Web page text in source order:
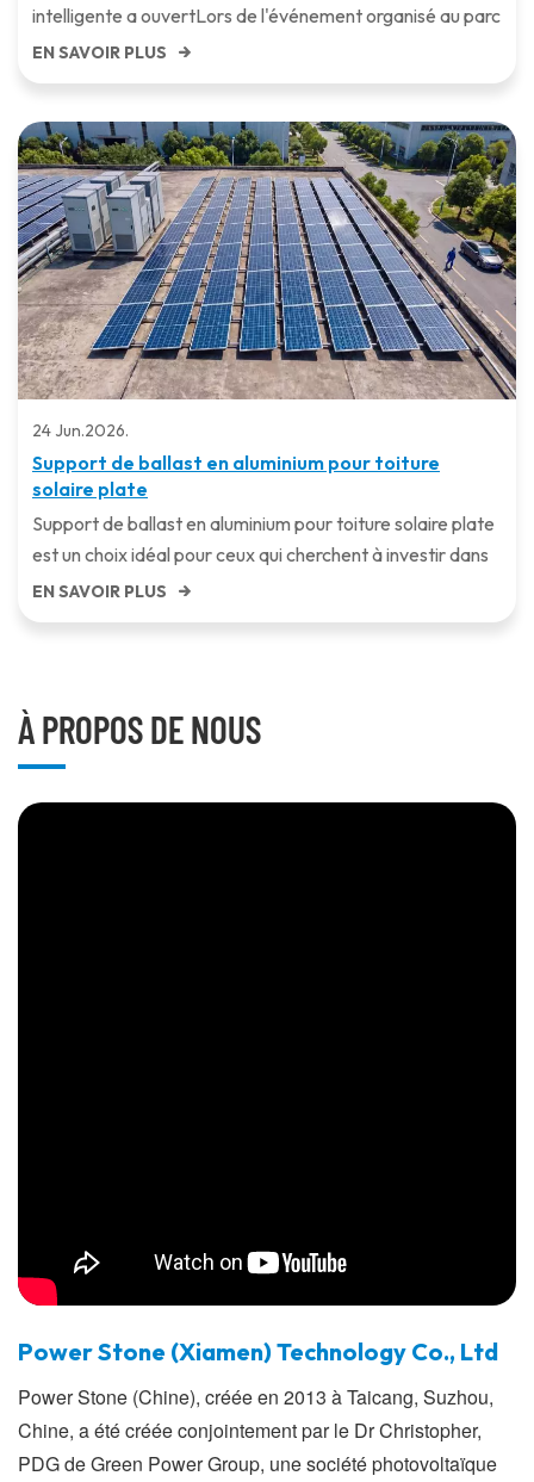
intelligente a ouvertLors de l'événement organisé au parc
des expositions de Munich (Messe München), Power
Stone a eu l'occasion de renouer avec s...
EN SAVOIR PLUS
24 Jun.2026.
Support de ballast en aluminium pour toiture
solaire plate
Support de ballast en aluminium pour toiture solaire plate
est un choix idéal pour ceux qui cherchent à investir dans
des solutions énergétiques durables à long terme, à la fois
efficaces et respectue...
EN SAVOIR PLUS
À PROPOS DE NOUS
Power Stone (Xiamen) Technology Co., Ltd
Power Stone (Chine), créée en 2013 à Taicang, Suzhou,
Chine, a été créée conjointement par le Dr Christopher,
PDG de Green Power Group, une société photovoltaïque